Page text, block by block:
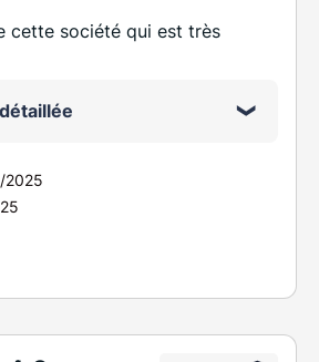
cette société qui est très
2025